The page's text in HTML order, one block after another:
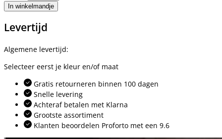
In winkelmandje
Levertijd
Algemene levertijd:
Selecteer eerst je kleur en/of maat
Gratis retourneren binnen 100 dagen
Snelle levering
Achteraf betalen met Klarna
Grootste assortiment
Klanten beoordelen Proforto met een 9.6